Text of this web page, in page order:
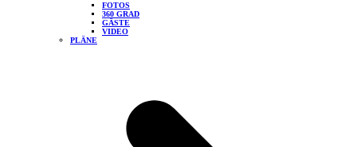
FOTOS
360 GRAD
GÄSTE
VIDEO
PLÄNE